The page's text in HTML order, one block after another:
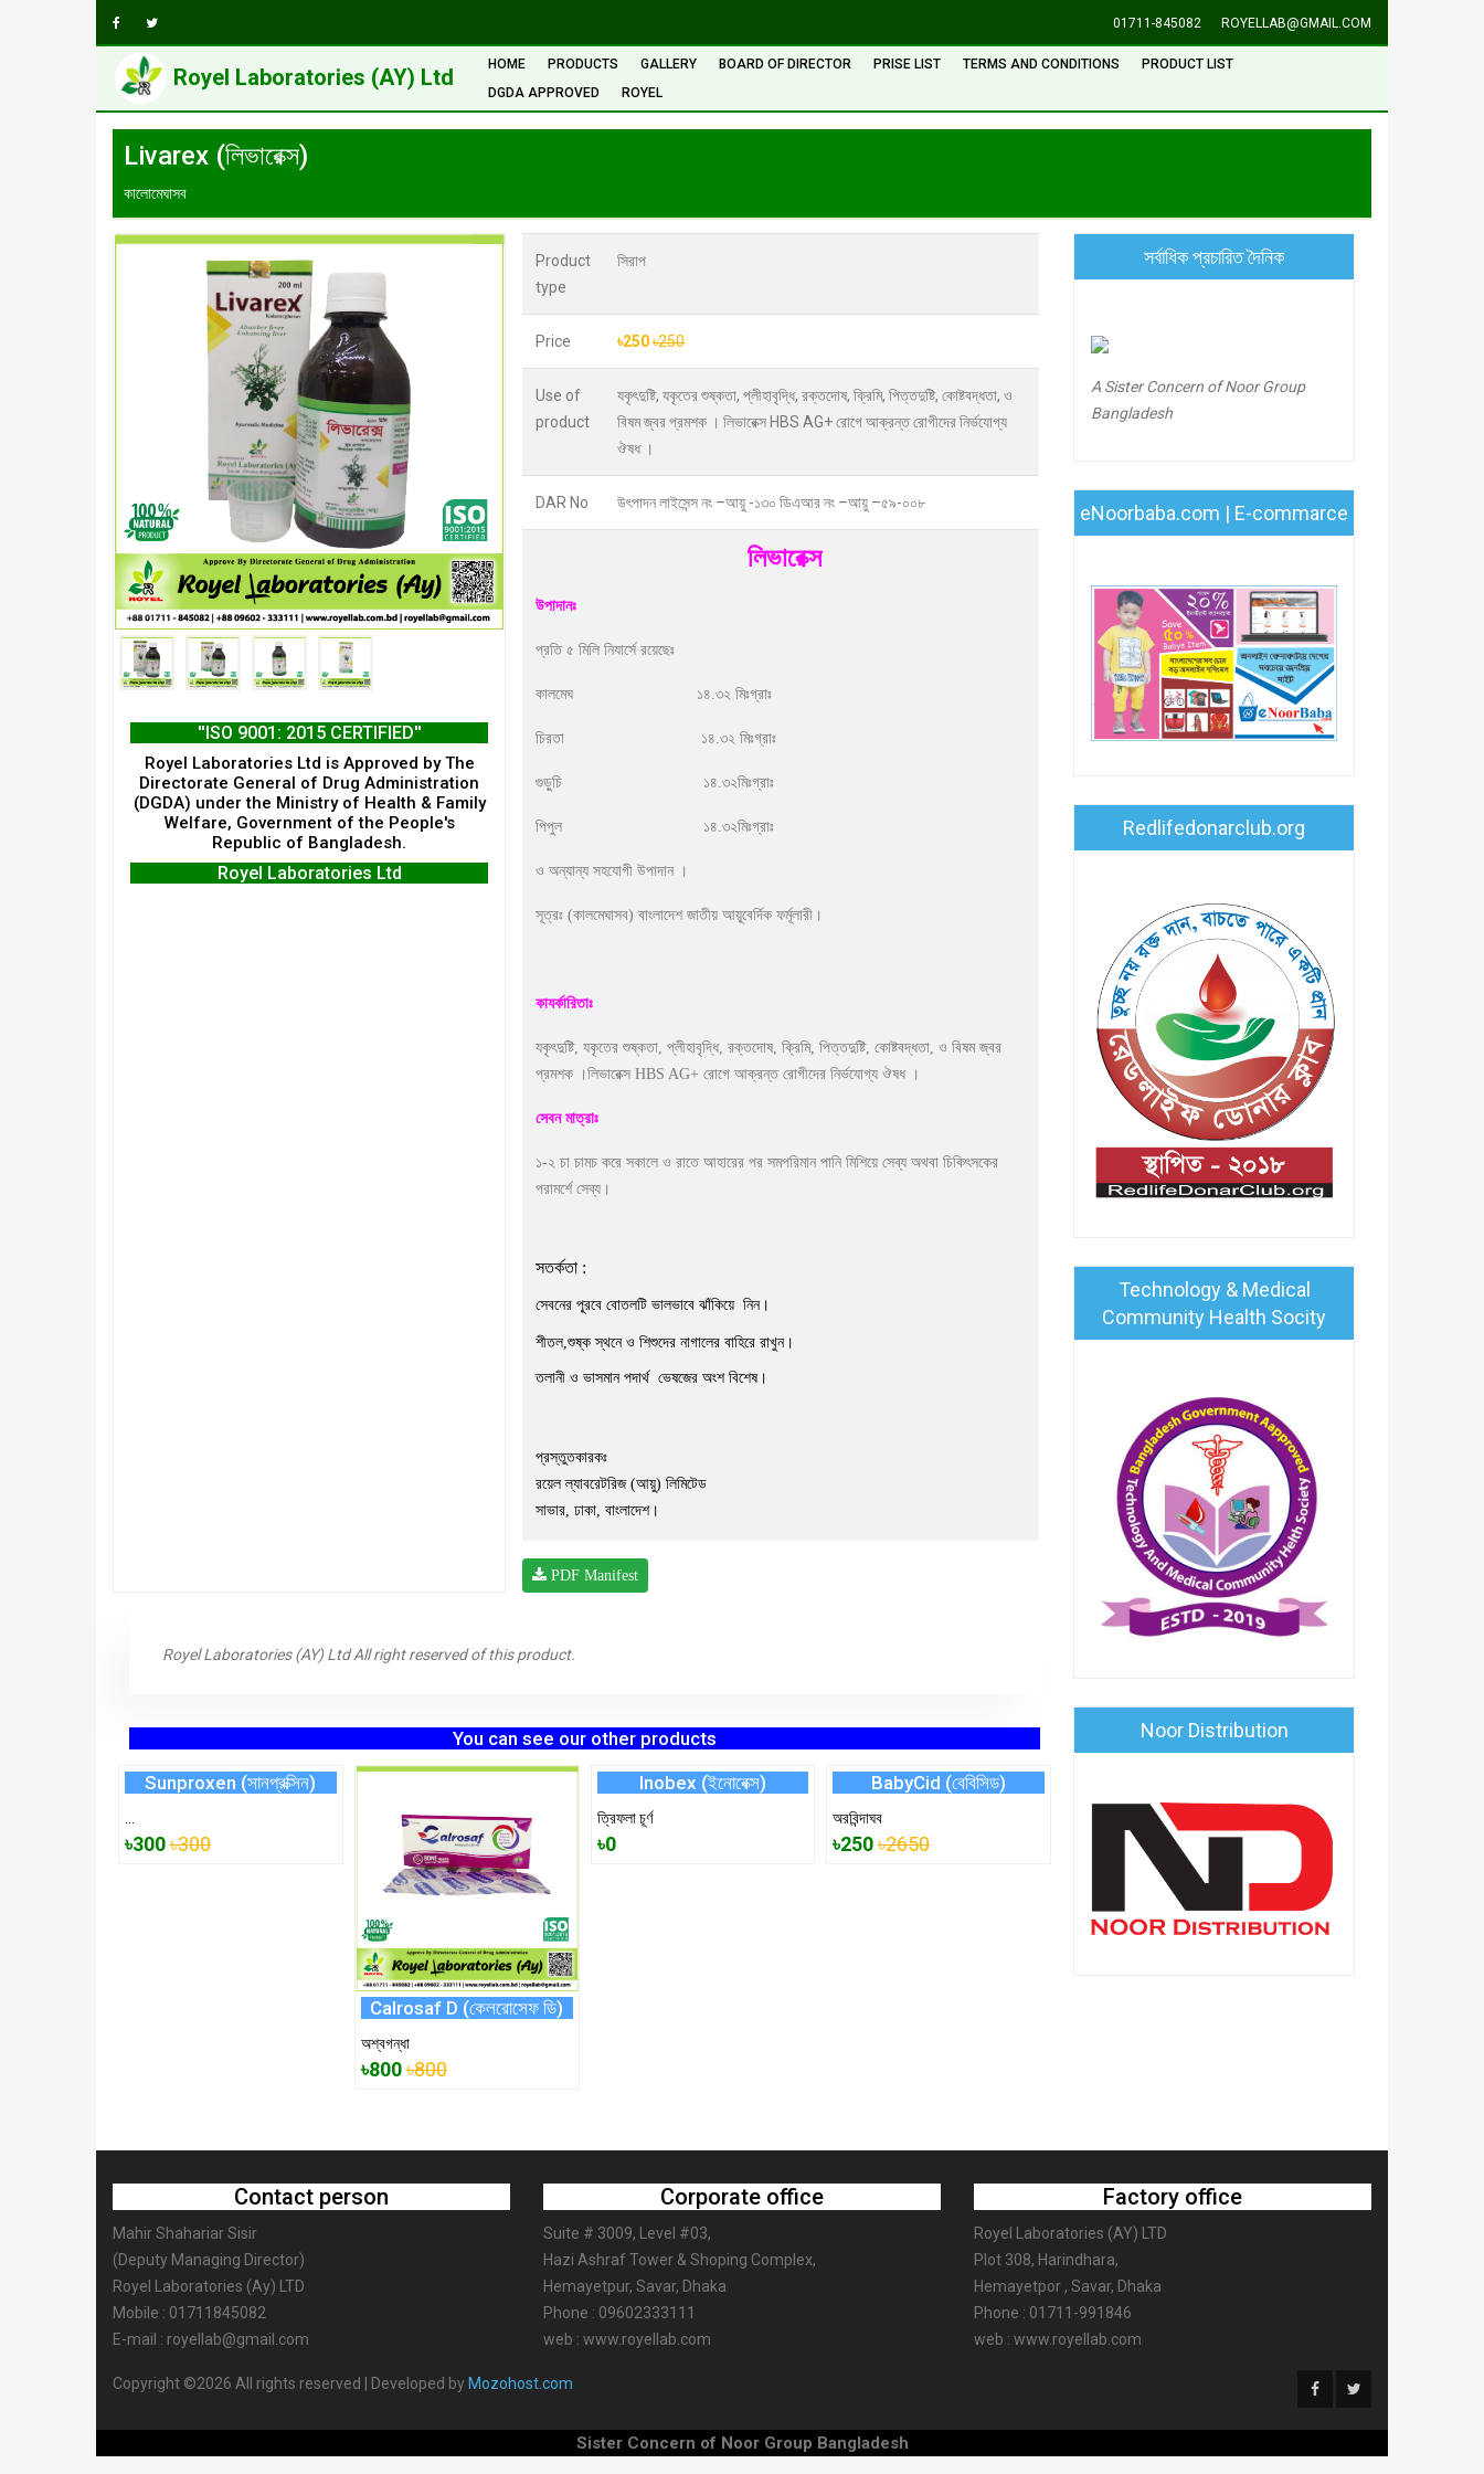
01711-845082 ROYELLAB@GMAIL.COM
Royel Laboratories (AY) Ltd HOME PRODUCTS GALLERY BOARD OF DIRECTOR PRISE LIST TERMS AND CONDITIONS
PRODUCT LIST
DGDA APPROVED
ROYEL
Livarex (লিভারেক্স)
কালোমেঘাসব
''ISO 9001: 2015 CERTIFIED''
Royel Laboratories Ltd is Approved by The
Directorate General of Drug Administration
(DGDA) under the Ministry of Health & Family
Welfare, Government of the People's
Republic of Bangladesh.
Royel Laboratories Ltd
Product
type
সিরাপ
Price ৳250 ৳250
Use of
product
যকৃৎদুষ্টি, যকৃতের শুষ্কতা, প্লীহাবৃদ্ধি, রক্তদোষ, ক্রিমি, পিত্তদুষ্টি, কোষ্টবদ্ধতা, ও
বিষম জ্বর প্রমশক । লিভারেক্স HBS AG+ রোগে আক্রন্ত রোগীদের নির্ভযোগ্য
ঔষধ ।
DAR No উৎপাদন লাইসেন্স নং –আয়ু -১৩০ ডিএআর নং –আয়ু –৫৯-০০৮
লিভারেক্স
উপাদানঃ
প্রতি ৫ মিলি নিযার্সে রয়েছেঃ
কালমেঘ ১৪.৩২ মিঃগ্রাঃ
চিরতা ১৪.৩২ মিঃগ্রাঃ
গুড়ুচি ১৪.৩২মিঃগ্রাঃ
পিপুল ১৪.৩২মিঃগ্রাঃ
ও অন্যান্য সহযোগী উপাদান ।
সূত্রঃ (কালমেঘাসব) বাংলাদেশ জাতীয় আয়ূ্বের্দিক ফর্মূলারী।
কাযর্কারিতাঃ
যকৃৎদুষ্টি, যকৃতের শুষ্কতা, প্লীহাবৃদ্ধি, রক্তদোষ, ক্রিমি, পিত্তদুষ্টি, কোষ্টবদ্ধতা, ও বিষম জ্বর
প্রমশক ।লিভারেক্স HBS AG+ রোগে আক্রন্ত রোগীদের নির্ভযোগ্য ঔষধ ।
সেবন মাত্রাঃ
১-২ চা চামচ করে সকালে ও রাতে আহারের পর সমপরিমান পানি মিশিয়ে সেব্য অথবা চিকিৎসকের
পরামর্শে সেব্য।
সতর্কতা :
সেবনের পূ্রবে বোতলটি ভালভাবে ঝাঁকিয়ে নিন।
শীতল,শুষ্ক স্থনে ও শিশুদের নাগালের বাহিরে রাখুন।
তলানী ও ভাসমান পদার্থ ভেষজের অংশ বিশেষ।
প্রস্তুতকারকঃ
রয়েল ল্যাবরেটরিজ (আয়ু) লিমিটেড
সাভার, ঢাকা, বাংলাদেশ।
PDF Manifest
Royel Laboratories (AY) Ltd All right reserved of this product.
You can see our other products
Sunproxen (সানপ্রক্সিন)
...
৳300৳300
Calrosaf D (কেলরোসেফ ডি)
অশ্বগন্ধা
৳800৳800
Inobex (ইনোবেক্স)
ত্রিফলা চূর্ণ
৳0
BabyCid (বেবিসিড)
অরবিন্দাঘব
৳250৳2650
সর্বাধিক প্রচারিত দৈনিক
A Sister Concern of Noor Group
Bangladesh
eNoorbaba.com | E-commarce
Redlifedonarclub.org
Technology & Medical
Community Health Socity
Noor Distribution
Contact person
Mahir Shahariar Sisir
(Deputy Managing Director)
Royel Laboratories (Ay) LTD
Mobile : 01711845082
E-mail : royellab@gmail.com
Corporate office
Suite # 3009, Level #03,
Hazi Ashraf Tower & Shoping Complex,
Hemayetpur, Savar, Dhaka
Phone : 09602333111
web : www.royellab.com
Factory office
Royel Laboratories (AY) LTD
Plot 308, Harindhara,
Hemayetpor , Savar, Dhaka
Phone : 01711-991846
web : www.royellab.com
Copyright ©2026 All rights reserved | Developed by Mozohost.com
Sister Concern of Noor Group Bangladesh